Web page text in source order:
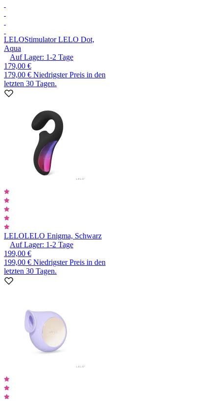
LELOStimulator LELO Dot,
Aqua
Auf Lager: 1-2 Tage
179,00 €
179,00 € Niedrigster Preis in den
letzten 30 Tagen.
LELOLELO Enigma, Schwarz
Auf Lager: 1-2 Tage
199,00 €
199,00 € Niedrigster Preis in den
letzten 30 Tagen.